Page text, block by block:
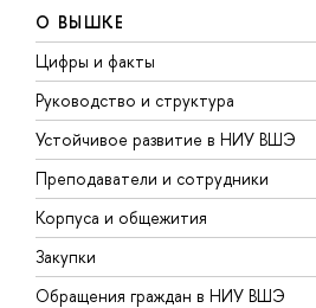
О ВЫШКЕ
Цифры и факты
Руководство и структура
Устойчивое развитие в НИУ ВШЭ
Преподаватели и сотрудники
Корпуса и общежития
Закупки
Обращения граждан в НИУ ВШЭ